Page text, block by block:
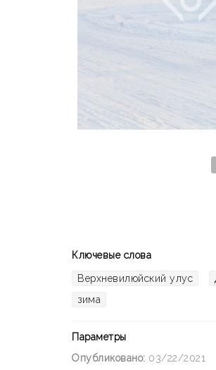
Ключевые слова
Верхневилюйский улус
зима
Параметры
Опубликовано: 03/22/2021